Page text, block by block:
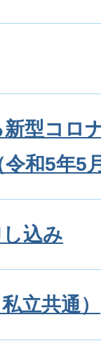
型コロ
和5年5
込み
立共通）